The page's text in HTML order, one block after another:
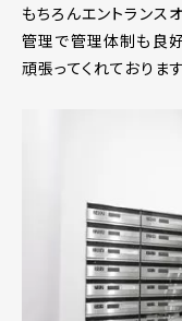
もちろんエントランス
管理で管理体制も良
頑張ってくれております